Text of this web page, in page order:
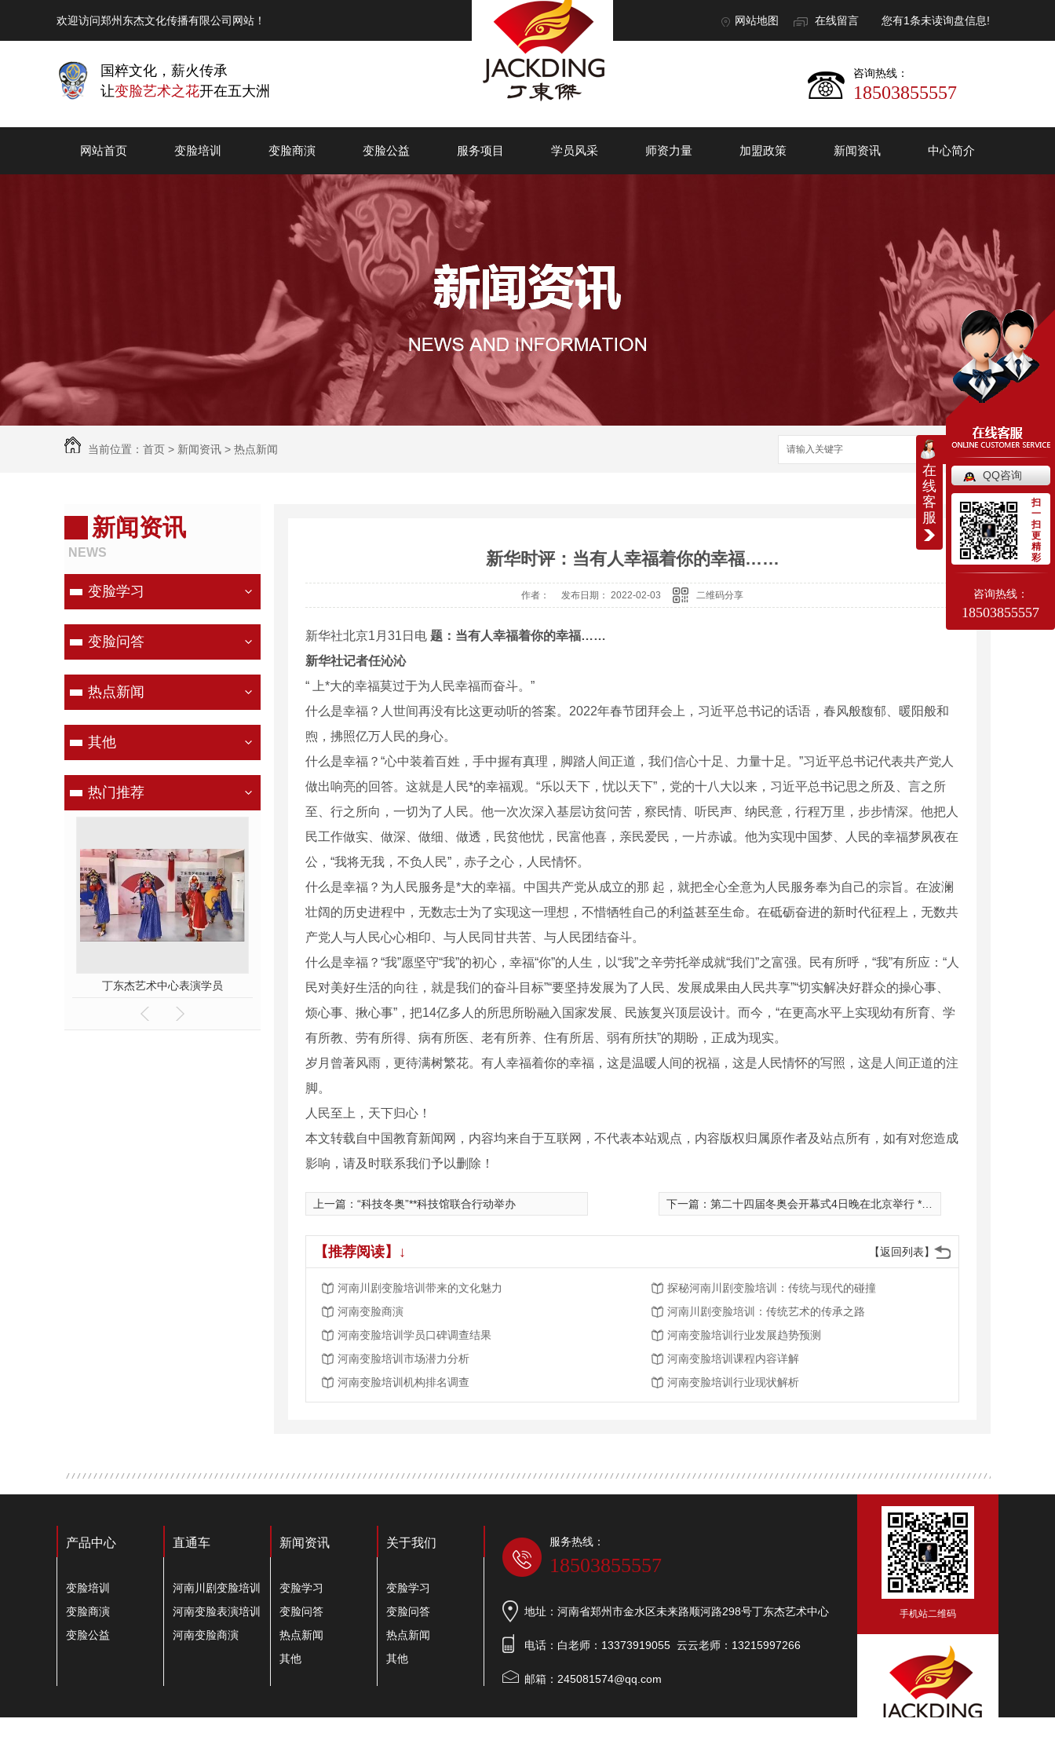
欢迎访问郑州东杰文化传播有限公司网站！ 网站地图 在线留言 您有1条未读询盘信息!
国粹文化，薪火传承
让变脸艺术之花开在五大洲
咨询热线：
18503855557
网站首页 变脸培训 变脸商演 变脸公益 服务项目 学员风采 师资力量 加盟政策 新闻资讯 中心简介
当前位置： 首页 > 新闻资讯 > 热点新闻 搜索
新闻资讯
NEWS
变脸学习
变脸问答
热点新闻
其他
热门推荐
舞台表演 国粹文化 薪火相传
新华时评：当有人幸福着你的幸福……
作者： 发布日期： 2022-02-03 二维码分享
新华社北京1月31日电 题：当有人幸福着你的幸福……
新华社记者任沁沁
“ 上*大的幸福莫过于为人民幸福而奋斗。”
什么是幸福？人世间再没有比这更动听的答案。2022年春节团拜会上，习近平总书记的话语，春风般馥郁、暖阳般和
煦，拂照亿万人民的身心。
什么是幸福？“心中装着百姓，手中握有真理，脚踏人间正道，我们信心十足、力量十足。”习近平总书记代表共产党人
做出响亮的回答。这就是人民*的幸福观。“乐以天下，忧以天下”，党的十八大以来，习近平总书记思之所及、言之所
至、行之所向，一切为了人民。他一次次深入基层访贫问苦，察民情、听民声、纳民意，行程万里，步步情深。他把人
民工作做实、做深、做细、做透，民贫他忧，民富他喜，亲民爱民，一片赤诚。他为实现中国梦、人民的幸福梦夙夜在
公，“我将无我，不负人民”，赤子之心，人民情怀。
什么是幸福？为人民服务是*大的幸福。中国共产党从成立的那 起，就把全心全意为人民服务奉为自己的宗旨。在波澜
壮阔的历史进程中，无数志士为了实现这一理想，不惜牺牲自己的利益甚至生命。在砥砺奋进的新时代征程上，无数共
产党人与人民心心相印、与人民同甘共苦、与人民团结奋斗。
什么是幸福？“我”愿坚守“我”的初心，幸福“你”的人生，以“我”之辛劳托举成就“我们”之富强。民有所呼，“我”有所应：“人
民对美好生活的向往，就是我们的奋斗目标”“要坚持发展为了人民、发展成果由人民共享”“切实解决好群众的操心事、
烦心事、揪心事”，把14亿多人的所思所盼融入国家发展、民族复兴顶层设计。而今，“在更高水平上实现幼有所育、学
有所教、劳有所得、病有所医、老有所养、住有所居、弱有所扶”的期盼，正成为现实。
岁月曾著风雨，更待满树繁花。有人幸福着你的幸福，这是温暖人间的祝福，这是人民情怀的写照，这是人间正道的注
脚。
人民至上，天下归心！
本文转载自中国教育新闻网，内容均来自于互联网，不代表本站观点，内容版权归属原作者及站点所有，如有对您造成
影响，请及时联系我们予以删除！
上一篇： “科技冬奥”**科技馆联合行动举办 下一篇： 第二十四届冬奥会开幕式4日晚在北京举行 **将出席开幕式并宣布冬奥会开幕
【返回列表】
【推荐阅读】↓
河南川剧变脸培训带来的文化魅力
探秘河南川剧变脸培训：传统与现代的碰撞
河南变脸商演
河南川剧变脸培训：传统艺术的传承之路
河南变脸培训学员口碑调查结果
河南变脸培训行业发展趋势预测
河南变脸培训市场潜力分析
河南变脸培训课程内容详解
河南变脸培训机构排名调查
河南变脸培训行业现状解析
产品中心
变脸培训
变脸商演
变脸公益
直通车
河南川剧变脸培训
河南变脸表演培训
河南变脸商演
新闻资讯
变脸学习
变脸问答
热点新闻
其他
关于我们
变脸学习
变脸问答
热点新闻
其他
服务热线：
18503855557
地址：河南省郑州市金水区未来路顺河路298号丁东杰艺术中心
电话：白老师：13373919055 云云老师：13215997266
邮箱：245081574@qq.com
手机站二维码
在
线
客
服
QQ咨询
扫
一
扫
更
精
彩
咨询热线：
18503855557